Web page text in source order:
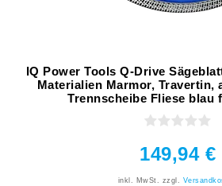
IQ Power Tools Q-Drive
Materialien Marmor, Travertin,
Trennscheibe Fliese blau
149,94 €
inkl. MwSt. zzgl.